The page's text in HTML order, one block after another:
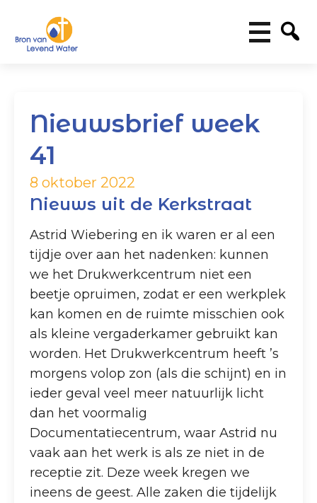
Nieuwsbrief week
41
8 oktober 2022
Nieuws uit de Kerkstraat
Astrid Wiebering en ik waren er al een
tijdje over aan het nadenken: kunnen
we het Drukwerkcentrum niet een
beetje opruimen, zodat er een werkplek
kan komen en de ruimte misschien ook
als kleine vergaderkamer gebruikt kan
worden. Het Drukwerkcentrum heeft ’s
morgens volop zon (als die schijnt) en in
ieder geval veel meer natuurlijk licht
dan het voormalig
Documentatiecentrum, waar Astrid nu
vaak aan het werk is als ze niet in de
receptie zit. Deze week kregen we
ineens de geest. Alle zaken die tijdelijk